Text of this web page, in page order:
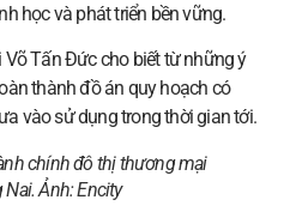
học và phát triển bền vững.
Võ Tấn Đức cho biết từ những ý
thành đồ án quy hoạch có
vào sử dụng trong thời gian tới.
chính đô thị thương mại
Ảnh:Encity